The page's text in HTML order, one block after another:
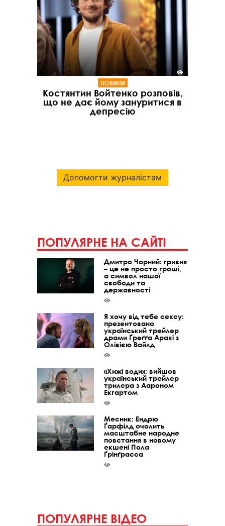
НОВИНИ
Костянтин Войтенко розповів,
що не дає йому зануритися в
депресію
Допомогти журналістам
ПОПУЛЯРНЕ НА САЙТІ
Дмитро Чорний: гривня
– це не просто гроші,
а символ нашої
свободи та
державності
Я хочу від тебе сексу:
презентовано
український трейлер
драми Ґреґґа Аракі з
Олівією Вайлд
«Хижі води»: вийшов
український трейлер
трилера з Аароном
Екгартом
Месник: Ендрю
Ґарфілд очолить
масштабне народне
повстання в новому
екшені Пола
Ґрінґрасса
ПОПУЛЯРНЕ ВІДЕО